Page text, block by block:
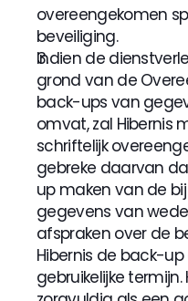
overeengekomen
beveiliging.
Indien de
grond van de
back-ups van
omvat, zal Hibernis
schriftelijk
gebreke daarvan
up maken van de
gegevens van
afspraken over de
Hibernis de back-
gebruikelijke